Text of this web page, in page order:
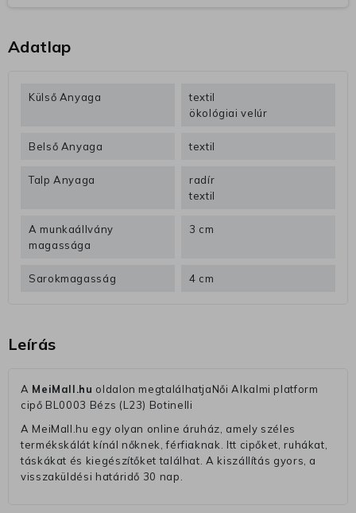
Adatlap
Külső Anyaga
textil
ökológiai velúr
Belső Anyaga textil
Talp Anyaga
radír
textil
A munkaállvány
magassága
3 cm
Sarokmagasság 4 cm
Leírás
A MeiMall.hu oldalon megtalálhatjaNői Alkalmi platform
cipő BL0003 Bézs (L23) Botinelli
A MeiMall.hu egy olyan online áruház, amely széles
termékskálát kínál nőknek, férfiaknak. Itt cipőket, ruhákat,
táskákat és kiegészítőket találhat. A kiszállítás gyors, a
visszaküldési határidő 30 nap.